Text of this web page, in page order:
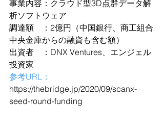
事業内容：クラウド型3D点群データ解
析ソフトウェア
調達額　：2億円（中国銀行、商工組合
中央金庫からの融資も含む額）
出資者　：DNX Ventures、エンジェル
投資家
参考URL：
https://thebridge.jp/2020/09/scanx-
seed-round-funding